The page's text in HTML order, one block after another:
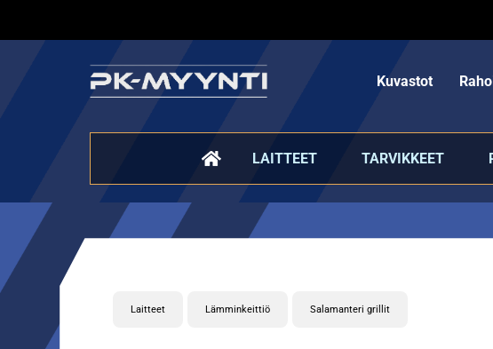
Kuvastot
LAITTEET TARVIKKEET
Laitteet Lämminkeittiö Salamanteri grillit